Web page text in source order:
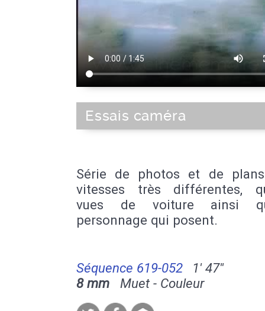
Essais caméra
Série de photos et de
vitesses très différentes,
vues de voiture ainsi
personnage qui posent.
Séquence 619-052
1' 47''
8 mm Muet - Couleur